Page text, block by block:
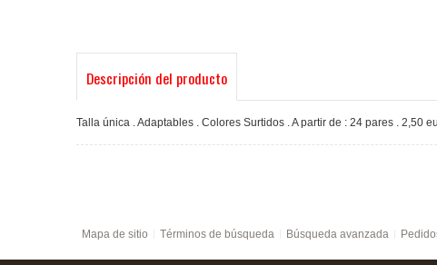
Descripción del producto
Talla única . Adaptables . Colores Surtidos . A partir de : 24 pares . 2,50
Mapa de sitio Términos de búsqueda Búsqueda avanzada